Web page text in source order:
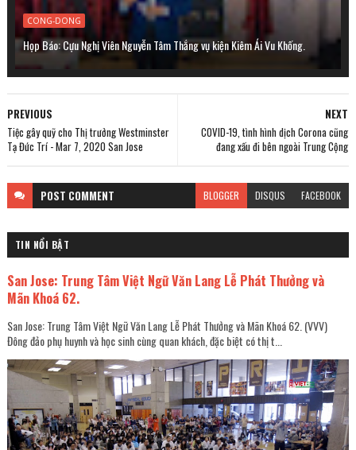
CONG-DONG
Họp Báo: Cựu Nghị Viên Nguyễn Tâm Thắng vụ kiện Kiêm Ái Vu Khống.
NEXT
COVID-19, tình hình dịch Corona cũng
đang xấu đi bên ngoài Trung Cộng
PREVIOUS
Tiệc gây quỹ cho Thị trưởng Westminster
Tạ Đức Trí - Mar 7, 2020 San Jose
POST COMMENT BLOGGER DISQUS FACEBOOK
TIN NỔI BẬT
San Jose: Trung Tâm Việt Ngữ Văn Lang Lễ Phát Thưởng và
Mãn Khoá 62.
San Jose: Trung Tâm Việt Ngữ Văn Lang Lễ Phát Thưởng và Mãn Khoá 62. (VVV)
Đông đảo phụ huynh và học sinh cùng quan khách, đặc biệt có thị t...